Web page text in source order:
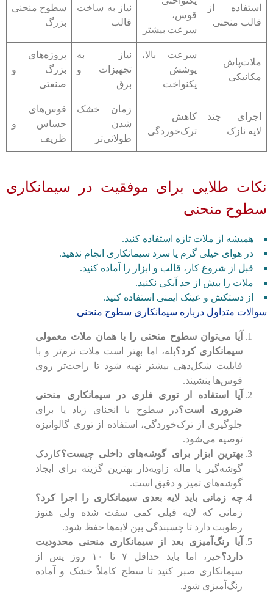
استفاده از
قالب منحنی
قوس،
سرعت بیشتر
نیاز به ساخت
قالب
سطوح منحنی
بزرگ
ملات‌پاش
مکانیکی
سرعت بالا،
پوشش
یکنواخت
نیاز به
تجهیزات و
برق
پروژه‌های
بزرگ و
صنعتی
اجرای چند
لایه نازک
کاهش
ترک‌خوردگی
زمان خشک
شدن
طولانی‌تر
قوس‌های
حساس و
ظریف
نکات طلایی برای موفقیت در سیمانکاری
سطوح منحنی
همیشه از ملات تازه استفاده کنید.
در هوای خیلی گرم یا سرد سیمانکاری انجام ندهید.
قبل از شروع کار، قالب و ابزار را آماده کنید.
ملات را بیش از حد آبکی نکنید.
از دستکش و عینک ایمنی استفاده کنید.
سوالات متداول درباره سیمانکاری سطوح منحنی
آیا می‌توان سطوح منحنی را با همان ملات معمولی
سیمانکاری کرد؟بله، اما بهتر است ملات نرم‌تر و با
قابلیت شکل‌دهی بیشتر تهیه شود تا راحت‌تر روی
قوس‌ها بنشیند.
آیا استفاده از توری فلزی در سیمانکاری منحنی
ضروری است؟در سطوح با انحنای زیاد یا برای
جلوگیری از ترک‌خوردگی، استفاده از توری گالوانیزه
توصیه می‌شود.
بهترین ابزار برای گوشه‌های داخلی چیست؟کاردک
گوشه‌گیر یا ماله زاویه‌دار بهترین گزینه برای ایجاد
گوشه‌های تمیز و دقیق است.
چه زمانی باید لایه بعدی سیمانکاری را اجرا کرد؟
زمانی که لایه قبلی کمی سفت شده ولی هنوز
رطوبت دارد تا چسبندگی بین لایه‌ها حفظ شود.
آیا رنگ‌آمیزی بعد از سیمانکاری منحنی محدودیت
دارد؟
خیر، اما باید حداقل ۷ تا ۱۰ روز پس از
سیمانکاری صبر کنید تا سطح کاملاً خشک و آماده
رنگ‌آمیزی شود.